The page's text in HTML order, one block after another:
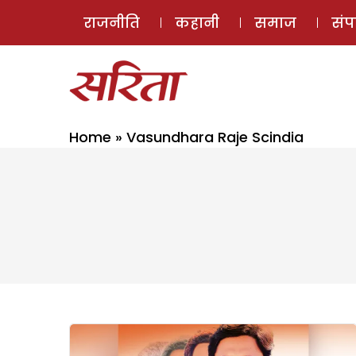
राजनीति कहानी समाज
Home » Vasundhara Raje Scindia